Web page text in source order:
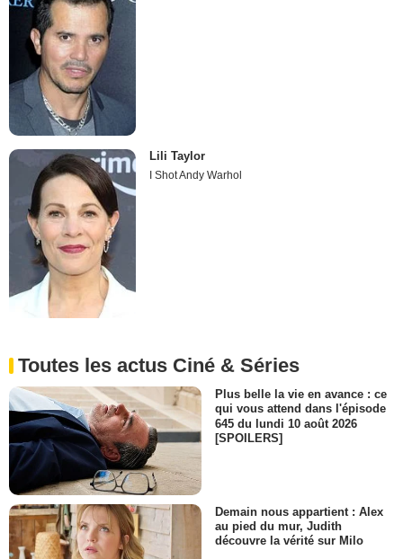
Lili Taylor
I Shot Andy Warhol
Toutes les actus Ciné & Séries
Plus belle la vie en avance : ce
qui vous attend dans l'épisode
645 du lundi 10 août 2026
[SPOILERS]
Demain nous appartient : Alex
au pied du mur, Judith
découvre la vérité sur Milo